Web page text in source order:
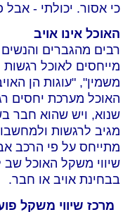
כי אסור. יכולתי -
האוכל אינו אויב
רבים מהגברים
מייחסים לאוכל רגשות
משמין", "עוגות הן
האוכל מערכת יחסים
שנוא, ויש שהוא חבר
מגיב לרגשות
מתייחס על פי הרכב
שיווי משקל האוכל שב
בבחינת אויב או חבר.
מרכז שיווי משקל